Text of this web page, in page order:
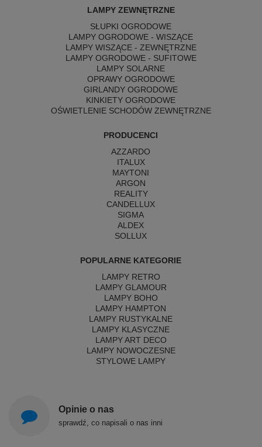
LAMPY ZEWNĘTRZNE
SŁUPKI OGRODOWE
LAMPY OGRODOWE - WISZĄCE
LAMPY WISZĄCE - ZEWNĘTRZNE
LAMPY OGRODOWE - SUFITOWE
LAMPY SOLARNE
OPRAWY OGRODOWE
GIRLANDY OGRODOWE
KINKIETY OGRODOWE
OŚWIETLENIE SCHODÓW ZEWNĘTRZNE
PRODUCENCI
AZZARDO
ITALUX
MAYTONI
ARGON
REALITY
CANDELLUX
SIGMA
ALDEX
SOLLUX
POPULARNE KATEGORIE
LAMPY RETRO
LAMPY GLAMOUR
LAMPY BOHO
LAMPY HAMPTON
LAMPY RUSTYKALNE
LAMPY KLASYCZNE
LAMPY ART DECO
LAMPY NOWOCZESNE
STYLOWE LAMPY
Opinie o nas
sprawdź, co napisali o nas inni